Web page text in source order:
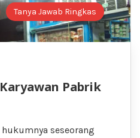
Tanya Jawab Ringkas
Pabrik
seseorang